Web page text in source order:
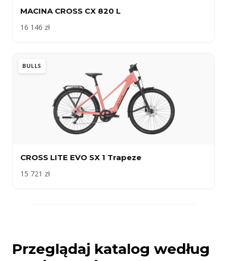
MACINA CROSS CX 820 L
16 146 zł
BULLS
CROSS LITE EVO SX 1 Trapeze
15 721 zł
Przeglądaj katalog według